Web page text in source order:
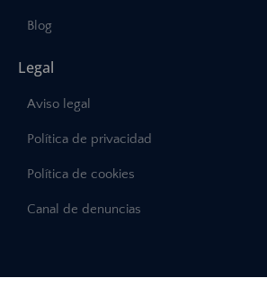
Blog
Legal
Aviso legal
Política de privacidad
Política de cookies
Canal de denuncias